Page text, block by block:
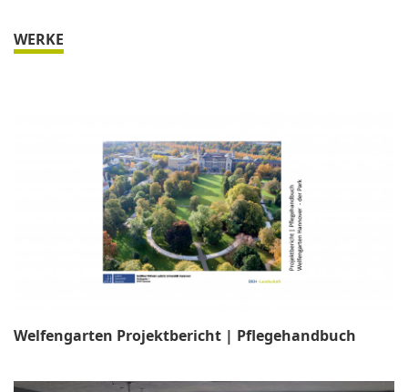
WERKE
Welfengarten Projektbericht | Pflegehandbuch